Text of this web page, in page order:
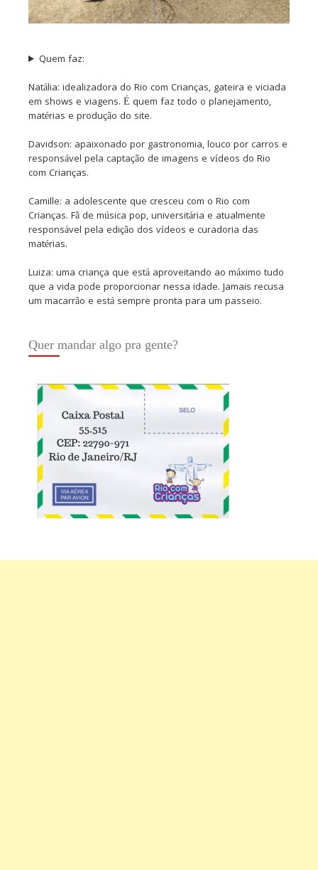
Quem faz:
Natália: idealizadora do Rio com Crianças, gateira e viciada
em shows e viagens. É quem faz todo o planejamento,
matérias e produção do site.
Davidson: apaixonado por gastronomia, louco por carros e
responsável pela captação de imagens e vídeos do Rio
com Crianças.
Camille: a adolescente que cresceu com o Rio com
Crianças. Fã de música pop, universitária e atualmente
responsável pela edição dos vídeos e curadoria das
matérias.
Luiza: uma criança que está aproveitando ao máximo tudo
que a vida pode proporcionar nessa idade. Jamais recusa
um macarrão e está sempre pronta para um passeio.
Quer mandar algo pra gente?